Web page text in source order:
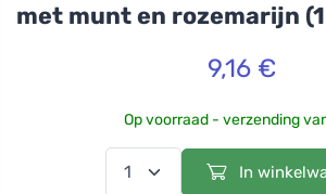
met munt en rozemarijn
9,16 €
Op voorraad - verzending
In